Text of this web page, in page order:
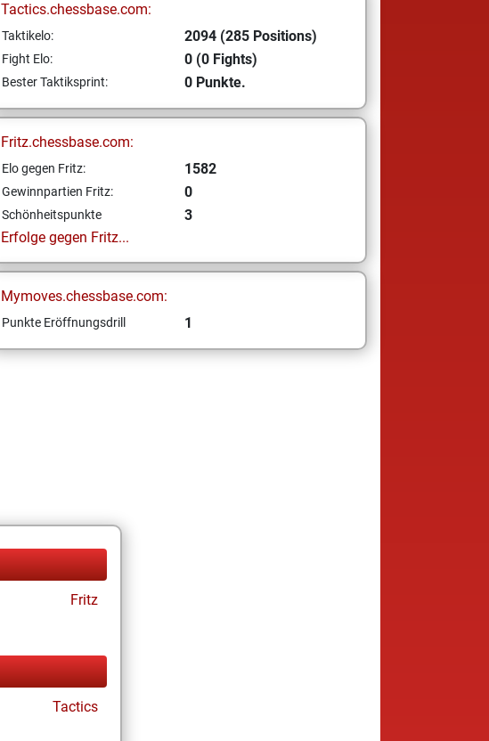
Tactics.chessbase.com:
Taktikelo: 2094 (285 Positions)
Fight Elo: 0 (0 Fights)
Bester Taktiksprint: 0 Punkte.
Fritz.chessbase.com:
Elo gegen Fritz: 1582
Gewinnpartien Fritz: 0
Schönheitspunkte
3
Erfolge gegen Fritz...
Mymoves.chessbase.com:
Punkte Eröffnungsdrill 1
Fritz
Tactics